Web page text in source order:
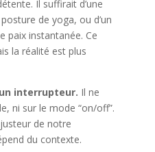
Il suffirait d’une
de yoga, ou d’un
paix instantanée. Ce
la réalité est plus
interrupteur. Il ne
ni sur le mode “on/off”.
de notre
du contexte.